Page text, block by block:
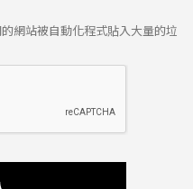
網站被自動化程式貼入大量的垃